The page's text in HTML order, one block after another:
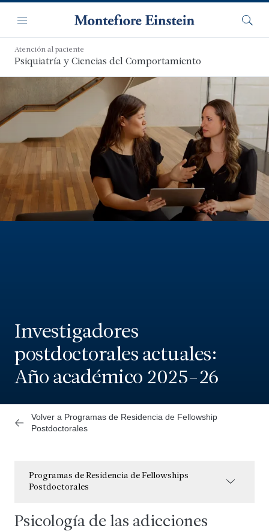
contenido
principal
Navegación
Menú
Atención al paciente
Psiquiatría y Ciencias del Comportamiento
Investigadores
postdoctorales actuales:
Año académico 2025-26
Volver a Programas de Residencia de Fellowship
Postdoctorales
Programas de Residencia de Fellowships
Postdoctorales
Psicología de las adicciones